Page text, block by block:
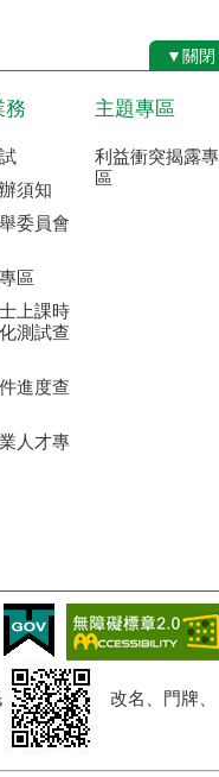
▼關閉
務
須知
委員會
區
上課時
測試查
進度查
人才專
主題專區
利益衝突揭露專
區
務、改姓、改名、門牌、